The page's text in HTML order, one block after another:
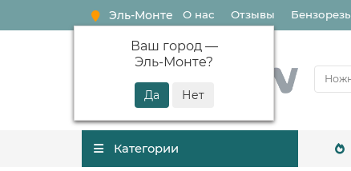
Эль-Монте
Ваш город —
Эль-Монте?
О нас Отзывы
Категории